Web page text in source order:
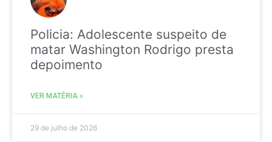
Policia: Adolescente suspeito de
matar Washington Rodrigo presta
depoimento
VER MATÉRIA »
29 de julho de 2026